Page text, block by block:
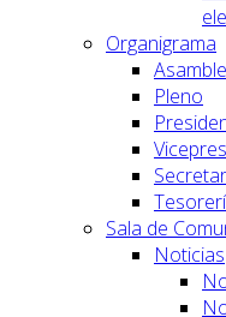
Organigrama
Pleno
Sala de
Noticias